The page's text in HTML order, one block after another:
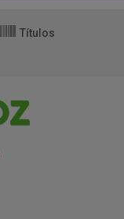
Títulos